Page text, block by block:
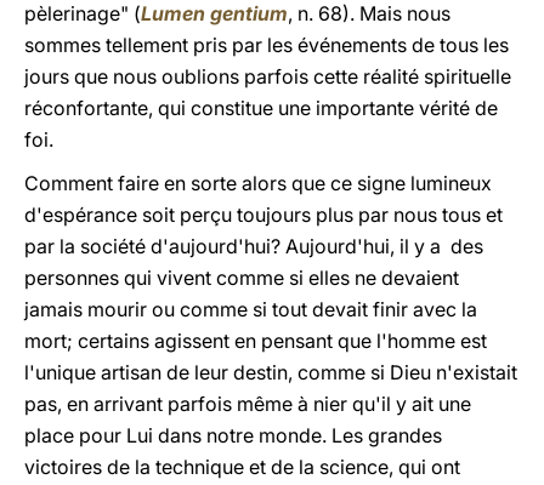
pèlerinage" (Lumen gentium, n. 68). Mais nous
sommes tellement pris par les événements de tous les
jours que nous oublions parfois cette réalité spirituelle
réconfortante, qui constitue une importante vérité de
foi.
Comment faire en sorte alors que ce signe lumineux
d'espérance soit perçu toujours plus par nous tous et
par la société d'aujourd'hui? Aujourd'hui, il y a des
personnes qui vivent comme si elles ne devaient
jamais mourir ou comme si tout devait finir avec la
mort; certains agissent en pensant que l'homme est
l'unique artisan de leur destin, comme si Dieu n'existait
pas, en arrivant parfois même à nier qu'il y ait une
place pour Lui dans notre monde. Les grandes
victoires de la technique et de la science, qui ont